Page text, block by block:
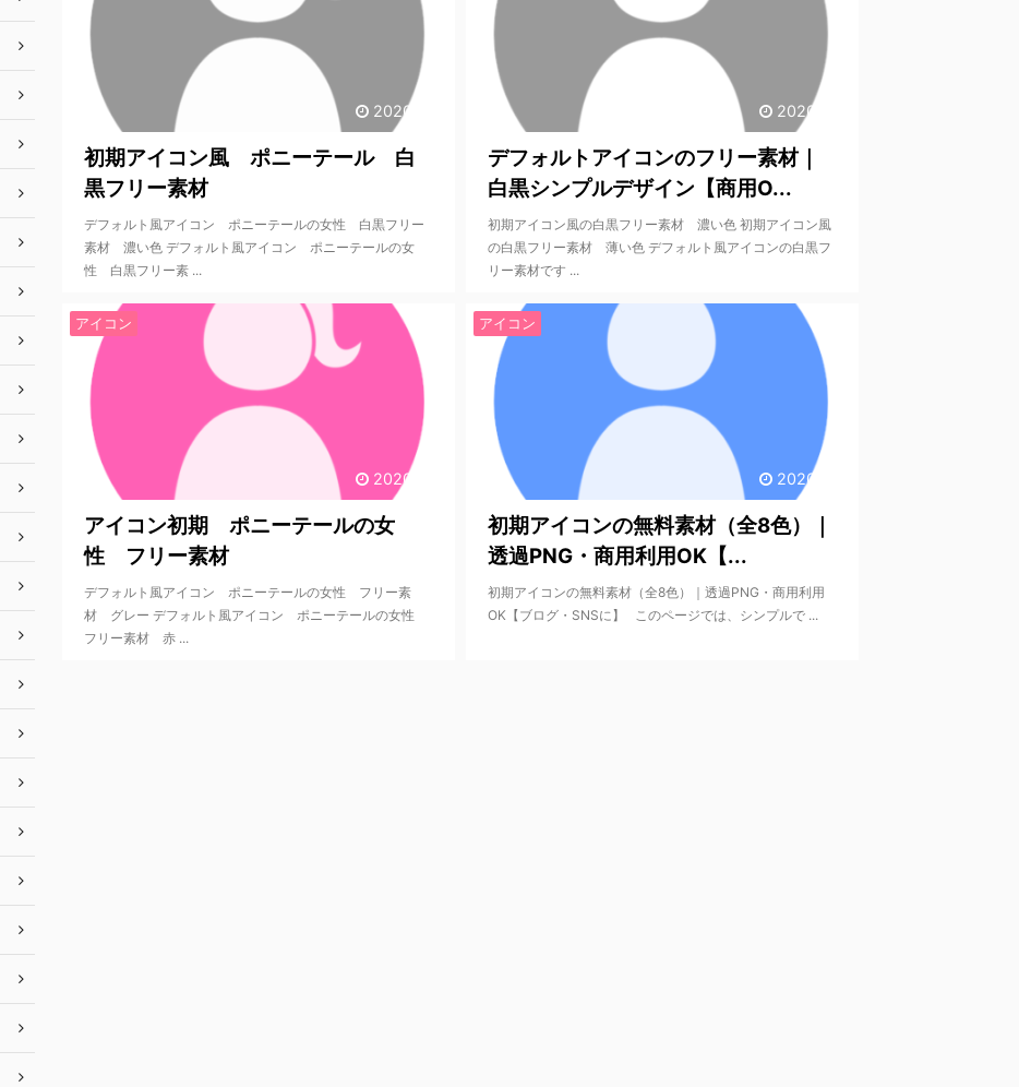
2020/7/9
初期アイコン風 ポニーテール 白
黒フリー素材
デフォルト風アイコン ポニーテールの女性 白黒フリー
素材 濃い色 デフォルト風アイコン ポニーテールの女
性 白黒フリー素 ...
2020/7/9
デフォルトアイコンのフリー素材｜
白黒シンプルデザイン【商用O...
初期アイコン風の白黒フリー素材 濃い色 初期アイコン風
の白黒フリー素材 薄い色 デフォルト風アイコンの白黒フ
リー素材です ...
2020/7/9
アイコン
アイコン初期 ポニーテールの女
性 フリー素材
デフォルト風アイコン ポニーテールの女性 フリー素
材 グレー デフォルト風アイコン ポニーテールの女性
フリー素材 赤 ...
2020/7/8
アイコン
初期アイコンの無料素材（全8色）｜
透過PNG・商用利用OK【...
初期アイコンの無料素材（全8色）｜透過PNG・商用利用
OK【ブログ・SNSに】 このページでは、シンプルで ...